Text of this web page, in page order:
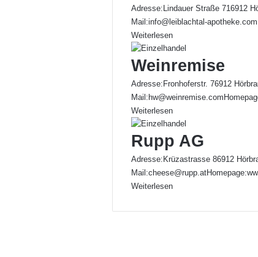
Adresse:Lindauer Straße 716912
Mail:info@leiblachtal-apotheke.com
Weiterlesen
Weinremise
Adresse:Fronhoferstr. 76912
Weiterlesen
Rupp AG
Adresse:Krüzastrasse 86912
Weiterlesen